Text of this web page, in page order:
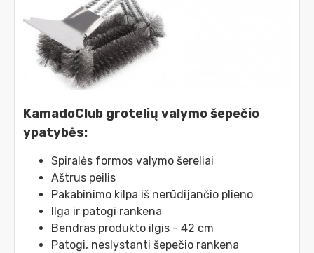
KamadoClub grotelių valymo šepečio
ypatybės:
Spiralės formos valymo šereliai
Aštrus peilis
Pakabinimo kilpa iš nerūdijančio plieno
Ilga ir patogi rankena
Bendras produkto ilgis - 42 cm
Patogi, neslystanti šepečio rankena